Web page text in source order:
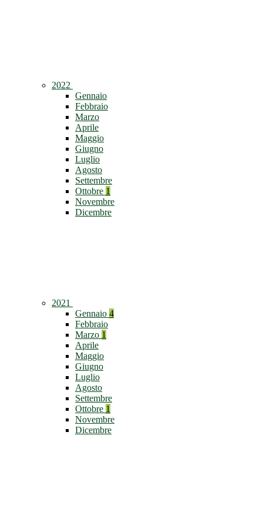
2022
Gennaio
Febbraio
Marzo
Aprile
Maggio
Giugno
Luglio
Agosto
Settembre
Ottobre 1
Novembre
Dicembre
2021
Gennaio 4
Febbraio
Marzo 1
Aprile
Maggio
Giugno
Luglio
Agosto
Settembre
Ottobre 1
Novembre
Dicembre